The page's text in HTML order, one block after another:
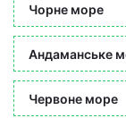
Чорне море
Андаманське
Червоне море